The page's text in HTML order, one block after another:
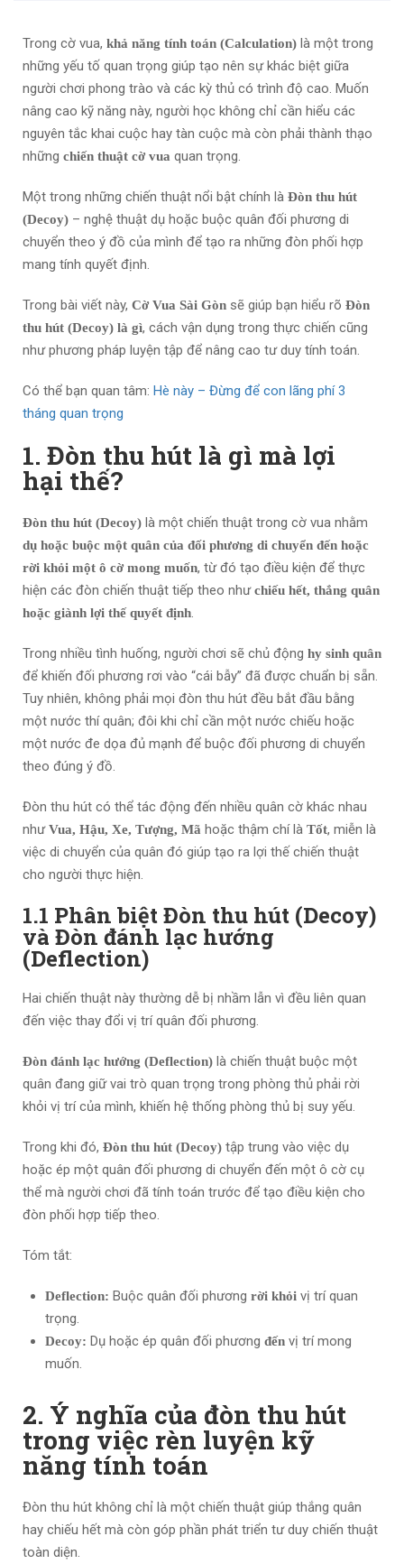
Trong cờ vua, khả năng tính toán (Calculation) là một trong
những yếu tố quan trọng giúp tạo nên sự khác biệt giữa
người chơi phong trào và các kỳ thủ có trình độ cao. Muốn
nâng cao kỹ năng này, người học không chỉ cần hiểu các
nguyên tắc khai cuộc hay tàn cuộc mà còn phải thành thạo
những chiến thuật cờ vua quan trọng.
Một trong những chiến thuật nổi bật chính là Đòn thu hút
(Decoy) – nghệ thuật dụ hoặc buộc quân đối phương di
chuyển theo ý đồ của mình để tạo ra những đòn phối hợp
mang tính quyết định.
Trong bài viết này, Cờ Vua Sài Gòn sẽ giúp bạn hiểu rõ Đòn
thu hút (Decoy) là gì, cách vận dụng trong thực chiến cũng
như phương pháp luyện tập để nâng cao tư duy tính toán.
Có thể bạn quan tâm: Hè này – Đừng để con lãng phí 3
tháng quan trọng
1. Đòn thu hút là gì mà lợi
hại thế?
Đòn thu hút (Decoy) là một chiến thuật trong cờ vua nhằm
dụ hoặc buộc một quân của đối phương di chuyển đến hoặc
rời khỏi một ô cờ mong muốn, từ đó tạo điều kiện để thực
hiện các đòn chiến thuật tiếp theo nhưchiếu hết, thắng quân
hoặc giành lợi thế quyết định.
Trong nhiều tình huống, người chơi sẽ chủ động hy sinh quân
để khiến đối phương rơi vào “cái bẫy” đã được chuẩn bị sẵn.
Tuy nhiên, không phải mọi đòn thu hút đều bắt đầu bằng
một nước thí quân; đôi khi chỉ cần một nước chiếu hoặc
một nước đe dọa đủ mạnh để buộc đối phương di chuyển
theo đúng ý đồ.
Đòn thu hút có thể tác động đến nhiều quân cờ khác nhau
nhưVua, Hậu, Xe, Tượng, Mã hoặc thậm chí là Tốt, miễn là
việc di chuyển của quân đó giúp tạo ra lợi thế chiến thuật
cho người thực hiện.
1.1 Phân biệt Đòn thu hút (Decoy)
và Đòn đánh lạc hướng
(Deflection)
Hai chiến thuật này thường dễ bị nhầm lẫn vì đều liên quan
đến việc thay đổi vị trí quân đối phương.
Đòn đánh lạc hướng (Deflection) là chiến thuật buộc một
quân đang giữ vai trò quan trọng trong phòng thủ phải rời
khỏi vị trí của mình, khiến hệ thống phòng thủ bị suy yếu.
Trong khi đó, Đòn thu hút (Decoy) tập trung vào việc dụ
hoặc ép một quân đối phương di chuyển đến một ô cờ cụ
thể mà người chơi đã tính toán trước để tạo điều kiện cho
đòn phối hợp tiếp theo.
Tóm tắt:
Deflection: Buộc quân đối phương rời khỏi vị trí quan
trọng.
Decoy: Dụ hoặc ép quân đối phương đến vị trí mong
muốn.
2. Ý nghĩa của đòn thu hút
trong việc rèn luyện kỹ
năng tính toán
Đòn thu hút không chỉ là một chiến thuật giúp thắng quân
hay chiếu hết mà còn góp phần phát triển tư duy chiến thuật
toàn diện.